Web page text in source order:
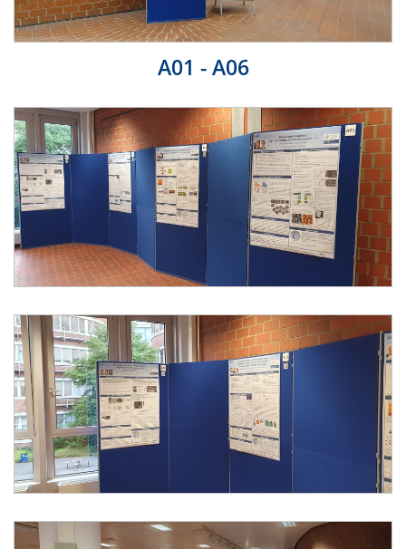
A01 - A06